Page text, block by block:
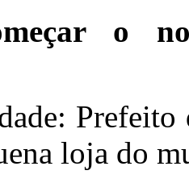
o
loja do